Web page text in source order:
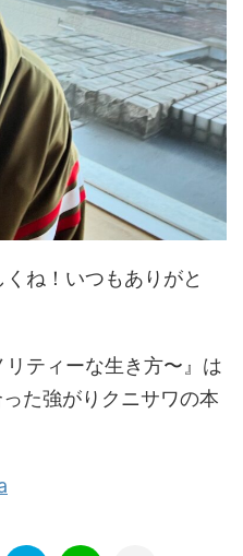
ね！いつもありがと
ティーな生き方〜』は
た強がりクニサワの本